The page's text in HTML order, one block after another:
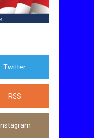
Twitter
RSS
Instagram